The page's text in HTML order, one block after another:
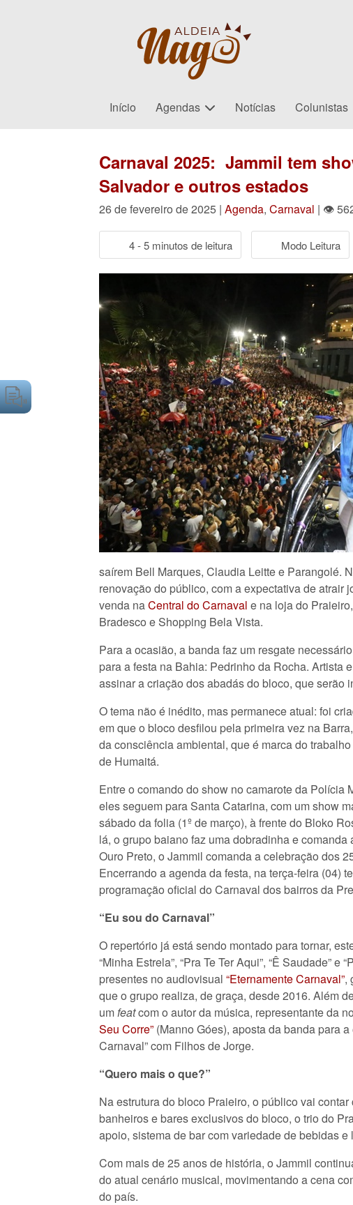
Início Agendas Notícias Colunistas
Carnaval 2025: Jammil tem
Salvador e outros estados
26 de fevereiro de 2025 | Agenda, Carnaval | 👁
4 - 5 minutos de leitura Modo Leitura
saírem Bell Marques, Claudia Leitte e Parangolé.
renovação do público, com a expectativa de atrair
venda naCentral do Carnaval e na loja do
Bradesco e Shopping Bela Vista.
Para a ocasião, a banda faz um resgate
para a festa na Bahia: Pedrinho da Rocha. Artista
assinar a criação dos abadás do bloco, que serão
O tema não é inédito, mas permanece atual: foi
em que o bloco desfilou pela primeira vez na
da consciência ambiental, que é marca do
de Humaitá.
Entre o comando do show no camarote da Polícia
eles seguem para Santa Catarina, com um show
sábado da folia (1º de março), à frente do Bloko
lá, o grupo baiano faz uma dobradinha e
Ouro Preto, o Jammil comanda a celebração dos
Encerrando a agenda da festa, na terça-feira (04)
programação oficial do Carnaval dos bairros da
“Eu sou do Carnaval”
O repertório já está sendo montado para tornar,
“Minha Estrela”, “Pra Te Ter Aqui”, “Ê Saudade” e
presentes no audiovisual “Eternamente Carnaval”,
que o grupo realiza, de graça, desde 2016. Além
umfeatcom o autor da música, representante da
Seu Corre” (Manno Góes), aposta da banda para
Carnaval” com Filhos de Jorge.
“Quero mais o que?”
Na estrutura do bloco Praieiro, o público vai
banheiros e bares exclusivos do bloco, o trio do
apoio, sistema de bar com variedade de bebidas
Com mais de 25 anos de história, o Jammil
do atual cenário musical, movimentando a cena
do país.